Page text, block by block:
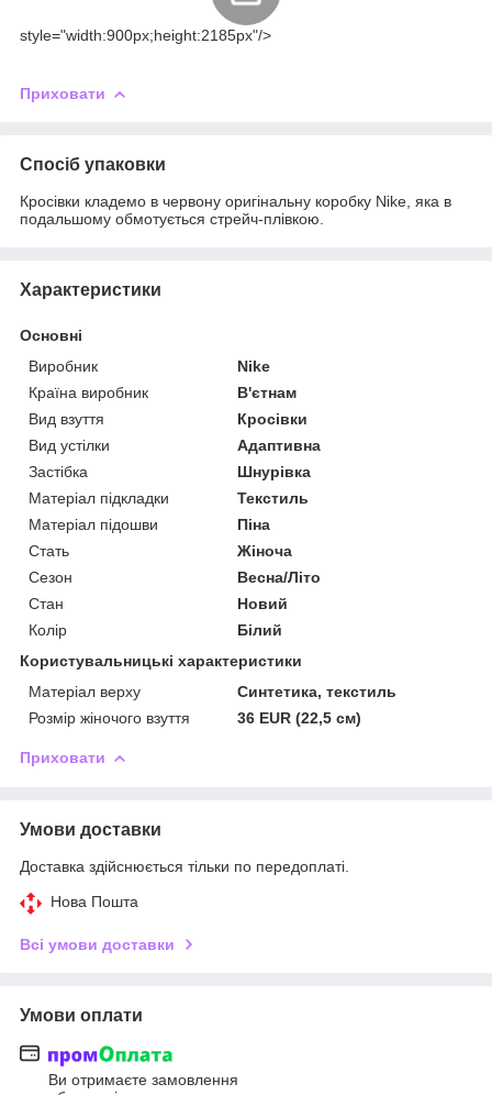
style="width:900px;height:2185px"/>
Приховати
Спосіб упаковки
Кросівки кладемо в червону оригінальну коробку Nike, яка в
подальшому обмотується стрейч-плівкою.
Характеристики
Основні
Виробник
Nike
Країна виробник
В'єтнам
Вид взуття
Кросівки
Вид устілки
Адаптивна
Застібка
Шнурівка
Матеріал підкладки
Текстиль
Матеріал підошви
Піна
Стать
Жіноча
Сезон
Весна/Літо
Стан
Новий
Колір
Білий
Користувальницькі характеристики
Матеріал верху
Синтетика, текстиль
Розмір жіночого взуття
36 EUR (22,5 см)
Приховати
Умови доставки
Доставка здійснюється тільки по передоплаті.
Нова Пошта
Всі умови доставки
Умови оплати
Ви отримаєте замовлення